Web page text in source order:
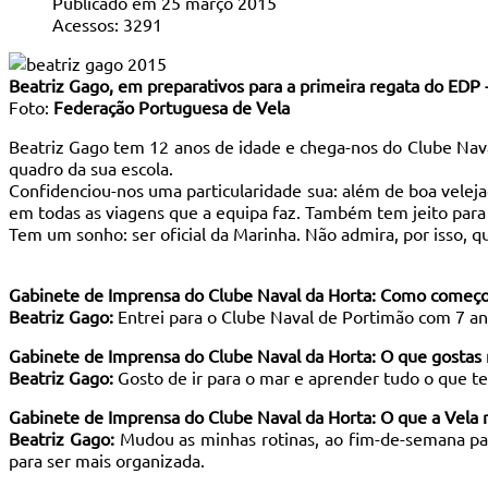
Acessos: 3291
Beatriz Gago, em preparativos para a primeira regata do
Foto: Federação Portuguesa de Vela
Beatriz Gago tem 12 anos de idade e chega-nos do Clube
quadro da sua escola.
Confidenciou-nos uma particularidade sua: além de boa
em todas as viagens que a equipa faz. Também tem jeito
Tem um sonho: ser oficial da Marinha. Não admira, por isso,
Gabinete de Imprensa do Clube Naval da Horta: Como
Beatriz Gago: Entrei para o Clube Naval de Portimão com 7
Gabinete de Imprensa do Clube Naval da Horta: O que gostas
Beatriz Gago: Gosto de ir para o mar e aprender tudo o que
Gabinete de Imprensa do Clube Naval da Horta: O que a Vela
Beatriz Gago:Mudou as minhas rotinas, ao fim-de-semana
para ser mais organizada.